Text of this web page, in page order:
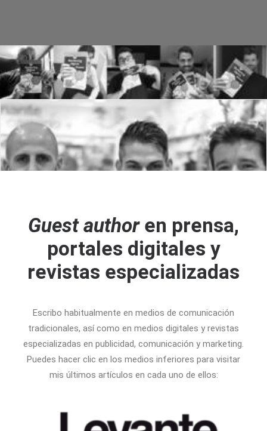
Guest authoren prensa,
portales digitales y
revistas especializadas
Escribo habitualmente en medios de comunicación
tradicionales, así como en medios digitales y revistas
especializadas en publicidad, comunicación y marketing.
Puedes hacer clic en los medios inferiores para visitar
mis últimos artículos en cada uno de ellos: